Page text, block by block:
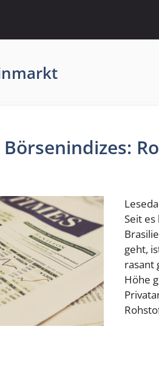
Seit es
geht,
rasant
Höhe